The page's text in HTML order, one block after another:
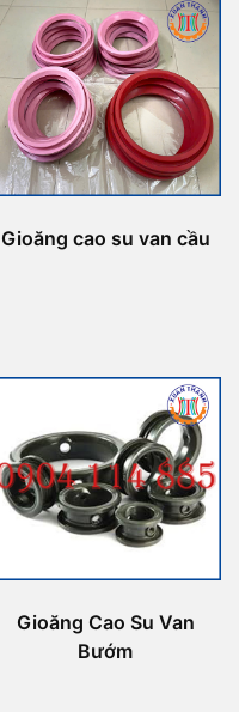
Gioăng cao su van cầu
Gioăng Cao Su Van
Bướm